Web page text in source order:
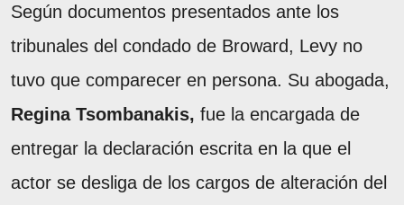
Según documentos presentados ante los
tribunales del condado de Broward, Levy no
tuvo que comparecer en persona. Su abogada,
Regina Tsombanakis, fue la encargada de
entregar la declaración escrita en la que el
actor se desliga de los cargos de alteración del